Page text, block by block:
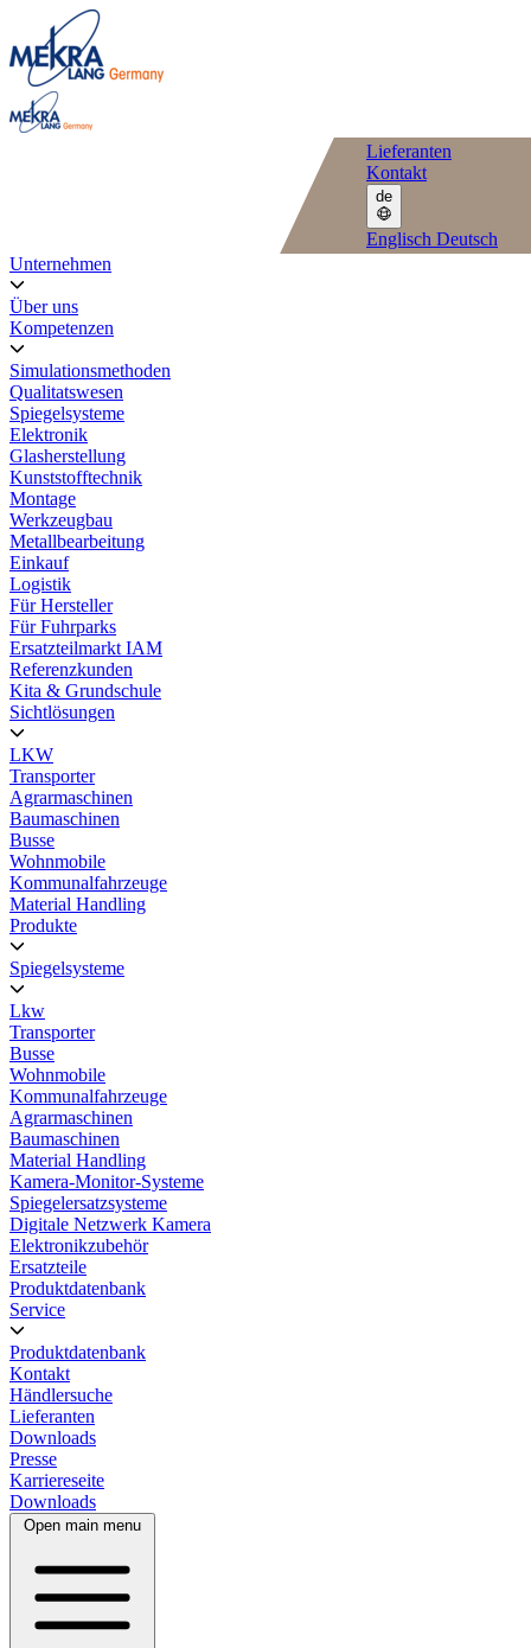
Lieferanten
Kontakt
de
Englisch Deutsch
Unternehmen
Über uns
Kompetenzen
Simulationsmethoden
Qualitatswesen
Spiegelsysteme
Elektronik
Glasherstellung
Kunststofftechnik
Montage
Werkzeugbau
Metallbearbeitung
Einkauf
Logistik
Für Hersteller
Für Fuhrparks
Ersatzteilmarkt IAM
Referenzkunden
Kita & Grundschule
Sichtlösungen
LKW
Transporter
Agrarmaschinen
Baumaschinen
Busse
Wohnmobile
Kommunalfahrzeuge
Material Handling
Produkte
Spiegelsysteme
Lkw
Transporter
Busse
Wohnmobile
Kommunalfahrzeuge
Agrarmaschinen
Baumaschinen
Material Handling
Kamera-Monitor-Systeme
Spiegelersatzsysteme
Digitale Netzwerk Kamera
Elektronikzubehör
Ersatzteile
Produktdatenbank
Service
Produktdatenbank
Kontakt
Händlersuche
Lieferanten
Downloads
Presse
Karriereseite
Downloads
Open main menu